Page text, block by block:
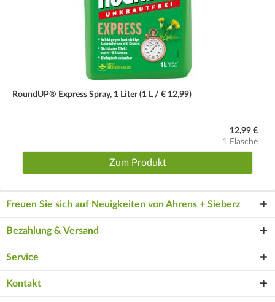
RoundUP® Express Spray, 1 Liter (1 L / € 12,99)
12,99 €
1 Flasche
Zum Produkt
Freuen Sie sich auf Neuigkeiten von Ahrens + Sieberz
Bezahlung & Versand
Service
Kontakt